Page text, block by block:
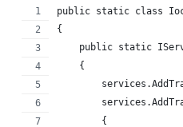
public static class
{
public static
    {
        {